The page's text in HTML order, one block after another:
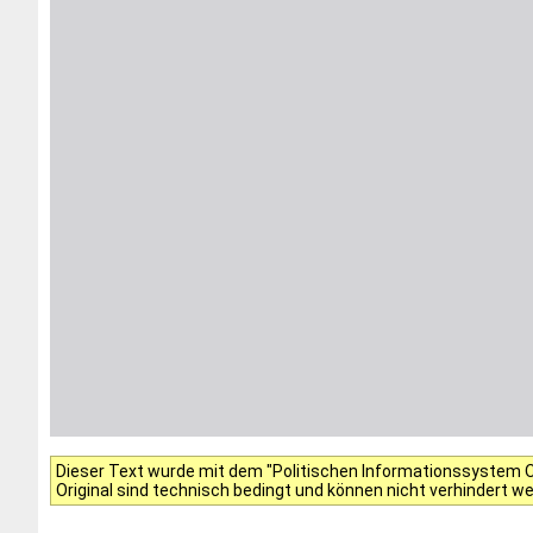
Dieser Text wurde mit dem "Politischen Informationssystem
Original sind technisch bedingt und können nicht verhindert